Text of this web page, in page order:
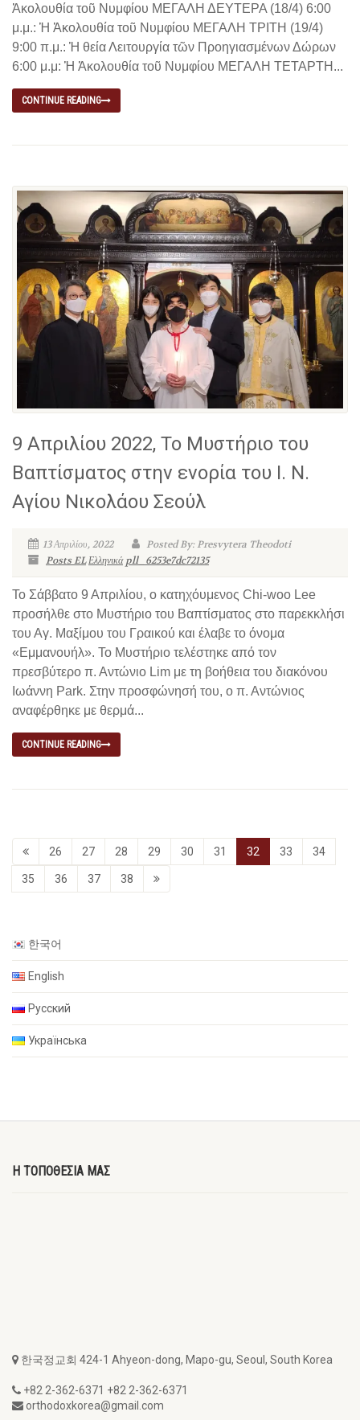
Ἀκολουθία τοῦ Νυμφίου ΜΕΓΑΛΗ ΔΕΥΤΕΡΑ (18/4) 6:00
μ.μ.: Ἡ Ἀκολουθία τοῦ Νυμφίου ΜΕΓΑΛΗ ΤΡΙΤΗ (19/4)
9:00 π.μ.: Ἡ θεία Λειτουργία τῶν Προηγιασμένων Δώρων
6:00 μ.μ: Ἡ Ἀκολουθία τοῦ Νυμφίου ΜΕΓΑΛΗ ΤΕΤΑΡΤΗ...
CONTINUE READING
9 Απριλίου 2022, Το Μυστήριο του
Βαπτίσματος στην ενορία του Ι. Ν.
Αγίου Νικολάου Σεούλ
13 Απριλίου, 2022
Posted By: Presvytera Theodoti
Posts ELΕλληνικά pll_6253e7dc72135
Το Σάββατο 9 Απριλίου, ο κατηχόυμενος Chi-woo Lee
προσήλθε στο Μυστήριο του Βαπτίσματος στο παρεκκλήσι
του Αγ. Μαξίμου του Γραικού και έλαβε το όνομα
«Εμμανουήλ». Το Μυστήριο τελέστηκε από τον
πρεσβύτερο π. Αντώνιο Lim με τη βοήθεια του διακόνου
Ιωάννη Park. Στην προσφώνησή του, ο π. Αντώνιος
αναφέρθηκε με θερμά...
CONTINUE READING
26 27 28 29 30 31 32 33 34
35 36 37 38
한국어
English
Русский
Українська
Η ΤΟΠΟΘΕΣΙΑ ΜΑΣ
한국정교회 424-1 Ahyeon-dong, Mapo-gu, Seoul, South Korea
+82 2-362-6371 +82 2-362-6371
orthodoxkorea@gmail.com